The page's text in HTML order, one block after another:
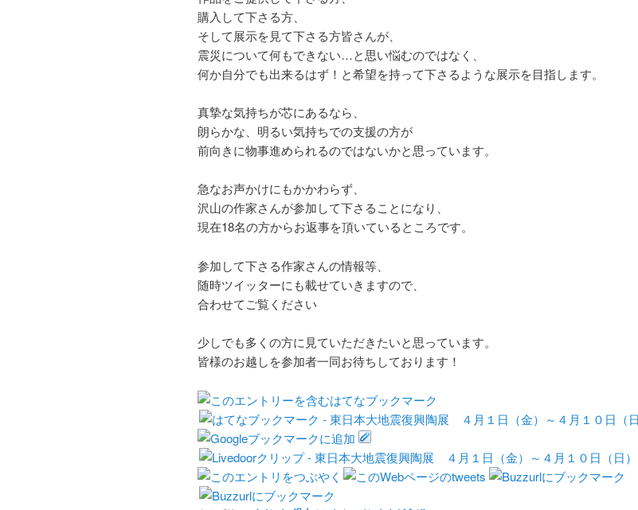
購入して下さる方、
そして展示を見て下さる方皆さんが、
震災について何もできない…と思い悩むのではなく、
何か自分でも出来るはず！と希望を持って下さるような展示を目指します。
真摯な気持ちが芯にあるなら、
朗らかな、明るい気持ちでの支援の方が
前向きに物事進められるのではないかと思っています。
急なお声かけにもかかわらず、
沢山の作家さんが参加して下さることになり、
現在18名の方からお返事を頂いているところです。
参加して下さる作家さんの情報等、
随時ツイッターにも載せていきますので、
合わせてご覧ください
少しでも多くの方に見ていただきたいと思っています。
皆様のお越しを参加者一同お待ちしております！